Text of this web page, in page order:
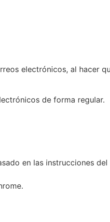
electrónicos, al hacer
de forma regular.
en las instrucciones del